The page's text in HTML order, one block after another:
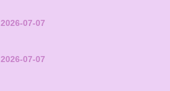
2026-07-07
2026-07-07